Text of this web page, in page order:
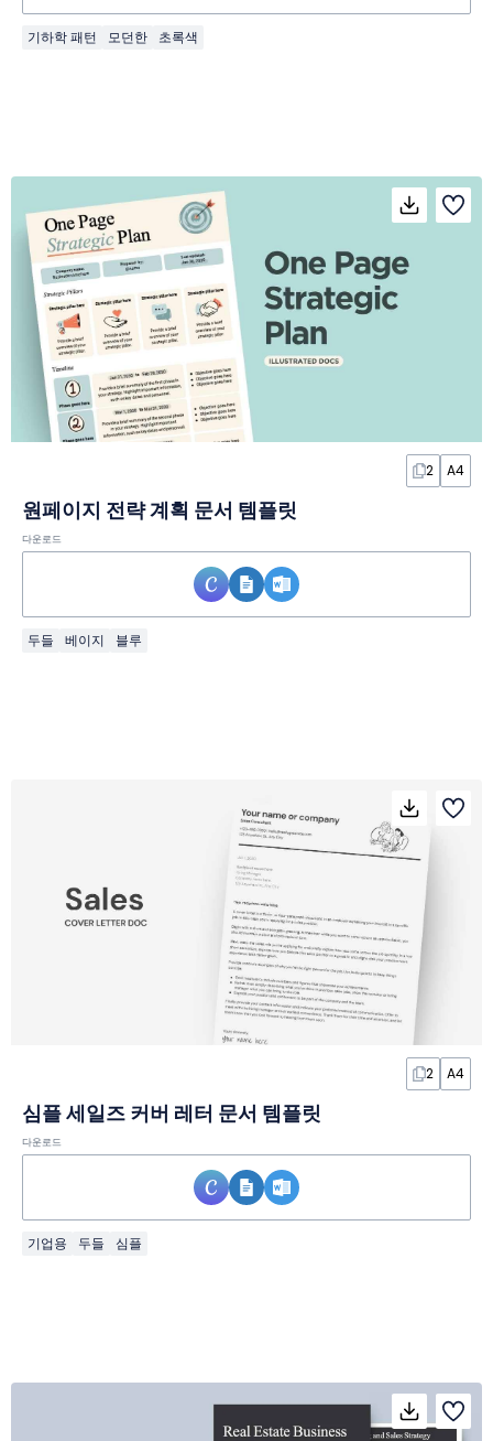
기하학 패턴 모던한 초록색
2 A4
원페이지 전략 계획 문서 템플릿
다운로드
두들 베이지 블루
2 A4
심플 세일즈 커버 레터 문서 템플릿
다운로드
기업용 두들 심플